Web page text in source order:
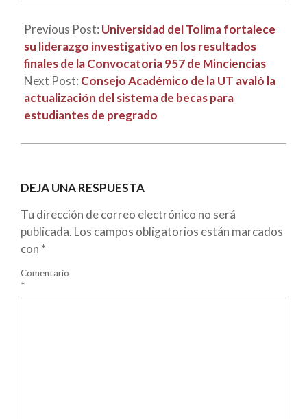
Previous Post: Universidad del Tolima fortalece
su liderazgo investigativo en los resultados
finales de la Convocatoria 957 de Minciencias
Next Post: Consejo Académico de la UT avaló la
actualización del sistema de becas para
estudiantes de pregrado
DEJA UNA RESPUESTA
Tu dirección de correo electrónico no será
publicada. Los campos obligatorios están marcados
con *
Comentario
*